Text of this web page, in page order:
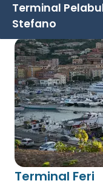
Terminal
Stefano
Terminal Feri